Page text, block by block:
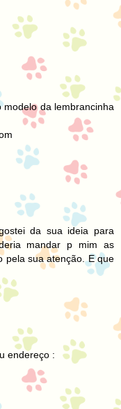
da lembrancinha
da sua ideia para
mandar p mim as
pela sua atenção. E que
endereço :